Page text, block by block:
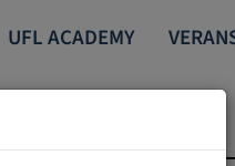
UFL ACADEMY